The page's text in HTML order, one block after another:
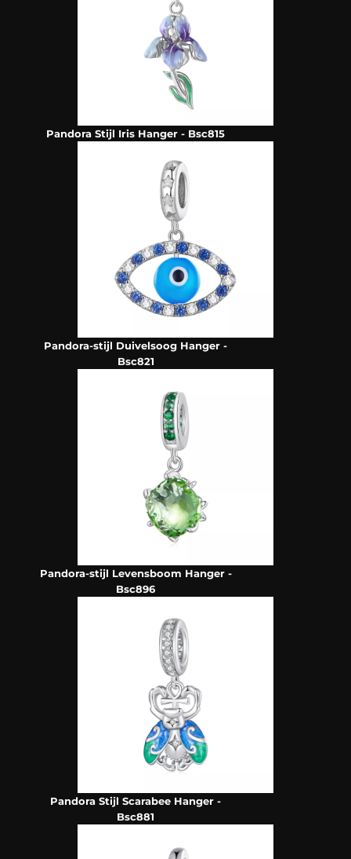
Pandora Stijl Iris Hanger - Bsc815
Pandora-stijl Duivelsoog Hanger -
Bsc821
Pandora-stijl Levensboom Hanger -
Bsc896
Pandora Stijl Scarabee Hanger -
Bsc881